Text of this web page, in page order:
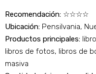
Recomendación: ☆☆☆☆
Ubicación: Pensilvania,
Productos principales:
libros de fotos, libros de
masiva